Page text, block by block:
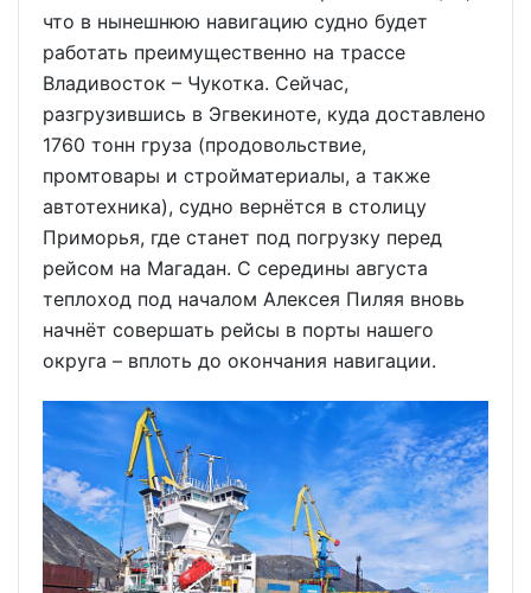
что в нынешнюю навигацию судно будет
работать преимущественно на трассе
Владивосток – Чукотка. Сейчас,
разгрузившись в Эгвекиноте, куда доставлено
1760 тонн груза (продовольствие,
промтовары и стройматериалы, а также
автотехника), судно вернётся в столицу
Приморья, где станет под погрузку перед
рейсом на Магадан. С середины августа
теплоход под началом Алексея Пиляя вновь
начнёт совершать рейсы в порты нашего
округа – вплоть до окончания навигации.